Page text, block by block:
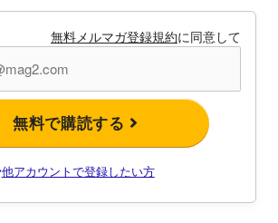
無料メルマガ登録規約に同意して
無料で購読する
他アカウントで登録したい方